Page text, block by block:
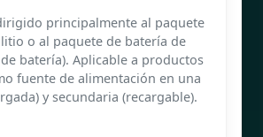
principalmente al paquete
o al paquete de batería de
batería). Aplicable a productos
fuente de alimentación en una
y secundaria (recargable).